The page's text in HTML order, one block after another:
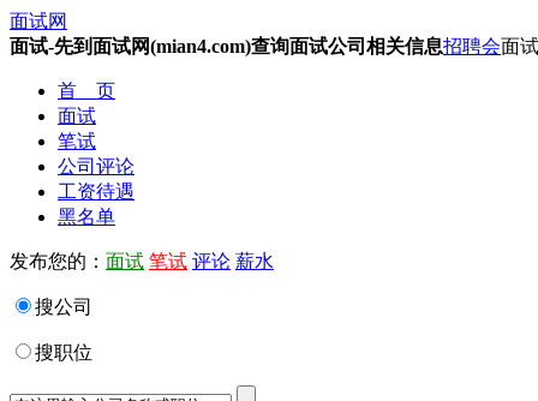
面试网
面试-先到面试网(mian4.com)查询面试公司相关信息招聘会面
首 页
面试
笔试
公司评论
工资待遇
黑名单
发布您的： 面试 笔试 评论 薪水
搜公司
搜职位